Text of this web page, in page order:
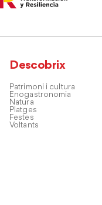
Descobrix
Patrimoni i cultura
Enogastronomia
Natura
Platges
Festes
Voltants